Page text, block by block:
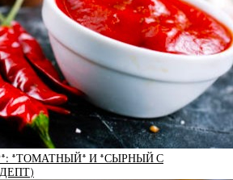
*ТОМАТНЫЙ* И *СЫРНЫЙ С